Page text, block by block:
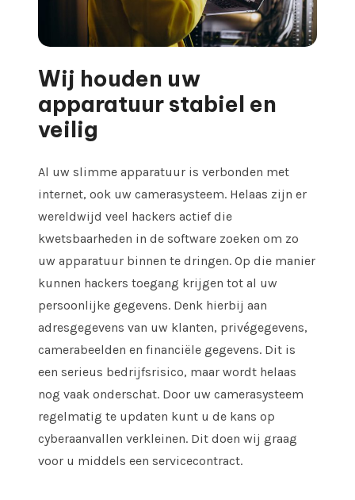
Wij houden uw
apparatuur stabiel en
veilig
Al uw slimme apparatuur is verbonden met
internet, ook uw camerasysteem. Helaas zijn er
wereldwijd veel hackers actief die
kwetsbaarheden in de software zoeken om zo
uw apparatuur binnen te dringen. Op die manier
kunnen hackers toegang krijgen tot al uw
persoonlijke gegevens. Denk hierbij aan
adresgegevens van uw klanten, privégegevens,
camerabeelden en financiële gegevens. Dit is
een serieus bedrijfsrisico, maar wordt helaas
nog vaak onderschat. Door uw camerasysteem
regelmatig te updaten kunt u de kans op
cyberaanvallen verkleinen. Dit doen wij graag
voor u middels een servicecontract.